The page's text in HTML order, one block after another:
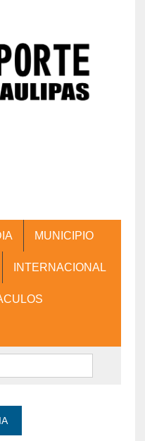
MUNICIPIO
INTERNACIONAL